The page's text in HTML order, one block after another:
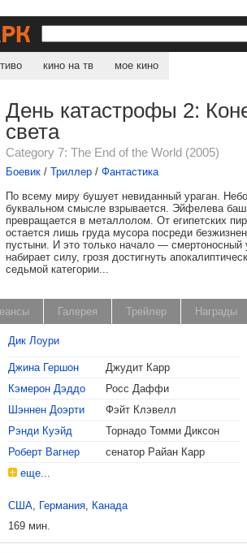
кино на тв мое кино
День катастрофы 2:
света
Category 7: The End of the World (2005)
Боевик /Триллер /Фантастика
По всему миру бушует невиданный ураган.
буквальном смысле взрывается. Эйфелева
превращается в металлолом. От египетских
остается лишь груда мусора посреди
пустыни. И это только начало — смертоносный
набирает силу, грозя достигнуть
седьмой категории...
Галерея Трейлер Награды
Дик Лоури
Джина Гершон
Джудит Карр
Кэмерон Дэддо
Росс Даффи
Шэннен Доэрти
Фэйт Клэвелл
Рэнди Куэйд
Торнадо Томми Диксон
Роберт Вагнер
сенатор Райан Карр
еще...
США, Германия, Канада
169 мин.